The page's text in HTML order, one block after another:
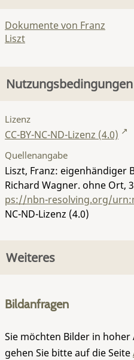
Dokumente von Franz
Liszt
Nutzungsbedingungen
Lizenz
CC-BY-NC-ND-Lizenz (4.0)
Quellenangabe
Liszt, Franz: eigenhändiger
Richard Wagner. ohne Ort,
ps://nbn-resolving.org/
NC-ND-Lizenz (4.0)
Weiteres
Bildanfragen
Sie möchten Bilder in
gehen Sie bitte auf die Seite